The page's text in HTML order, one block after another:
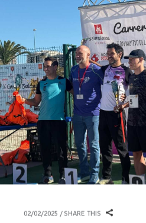
02/02/2025 SHARE THIS